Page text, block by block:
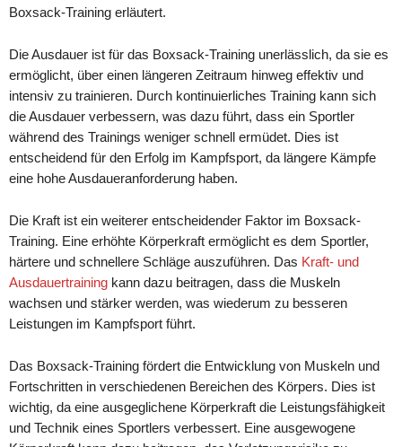
Boxsack-Training erläutert.
Die Ausdauer ist für das Boxsack-Training unerlässlich, da sie es
ermöglicht, über einen längeren Zeitraum hinweg effektiv und
intensiv zu trainieren. Durch kontinuierliches Training kann sich
die Ausdauer verbessern, was dazu führt, dass ein Sportler
während des Trainings weniger schnell ermüdet. Dies ist
entscheidend für den Erfolg im Kampfsport, da längere Kämpfe
eine hohe Ausdaueranforderung haben.
Die Kraft ist ein weiterer entscheidender Faktor im Boxsack-
Training. Eine erhöhte Körperkraft ermöglicht es dem Sportler,
härtere und schnellere Schläge auszuführen. Das Kraft- und
Ausdauertraining kann dazu beitragen, dass die Muskeln
wachsen und stärker werden, was wiederum zu besseren
Leistungen im Kampfsport führt.
Das Boxsack-Training fördert die Entwicklung von Muskeln und
Fortschritten in verschiedenen Bereichen des Körpers. Dies ist
wichtig, da eine ausgeglichene Körperkraft die Leistungsfähigkeit
und Technik eines Sportlers verbessert. Eine ausgewogene